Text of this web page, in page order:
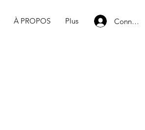
À PROPOS Plus Connexion